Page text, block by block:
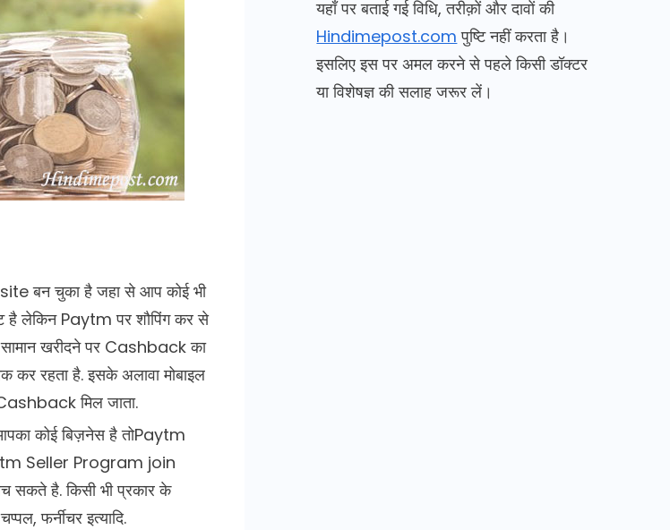
बन चुका है जहा से आप कोई भी
है लेकिन Paytm पर शौपिंग कर से
खरीदने पर Cashback का
रहता है. इसके अलावा मोबाइल
मिल जाता.
कोई बिज़नेस है तोPaytm
Seller Program join
सकते है. किसी भी प्रकार के
फर्नीचर इत्यादि.
यहाँ पर बताई गई विधि, तरीक़ों और दावों की
Hindimepost.com पुष्टि नहीं करता है।
इसलिए इस पर अमल करने से पहले किसी डॉक्टर
या विशेषज्ञ की सलाह जरूर लें।